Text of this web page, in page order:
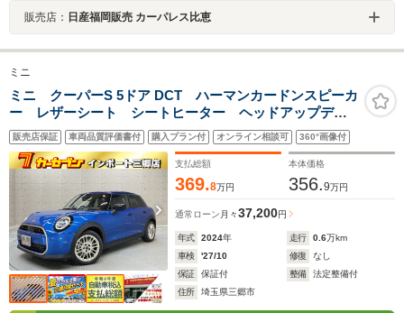
販売店： 日産福岡販売 カーパレス比恵
ミニ
ミニ クーパーS 5ドア DCT ハーマンカードンスピーカ
ー レザーシート シートヒーター ヘッドアップディ
スプレイ アダクティブクルーズコントロール バック
カメラ ブラインドスポットモニター レーンキープア
シスト
販売店保証 車両品質評価書付 購入プラン付 オンライン相談可 360°画像付
支払総額
369.8万円
本体価格
356.9万円
通常ローン 月々37,200円
年式 2024年 走行 0.6万km
車検
'27/10 修復
なし
保証
保証付 整備
法定整備付
住所
埼玉県三郷市